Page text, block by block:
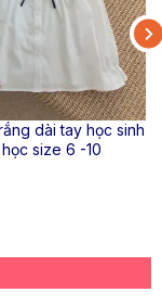
bé trai dài tay NIKE